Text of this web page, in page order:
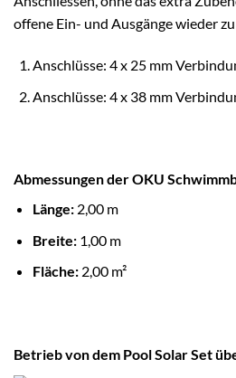
offene Ein- und Ausgänge wieder
Anschlüsse: 4 x 25 mm
Anschlüsse: 4 x 38 mm
Abmessungen der OKU
Länge:2,00 m
Breite:1,00 m
Fläche:2,00 m²
Betrieb von dem Pool Solar Set